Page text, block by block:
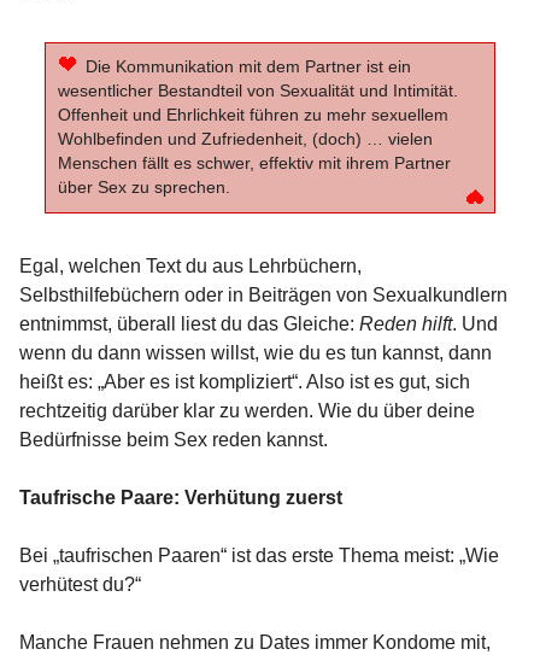
Die Kommunikation mit dem Partner ist ein
wesentlicher Bestandteil von Sexualität und Intimität.
Offenheit und Ehrlichkeit führen zu mehr sexuellem
Wohlbefinden und Zufriedenheit, (doch) … vielen
Menschen fällt es schwer, effektiv mit ihrem Partner
über Sex zu sprechen.
Egal, welchen Text du aus Lehrbüchern,
Selbsthilfebüchern oder in Beiträgen von Sexualkundlern
entnimmst, überall liest du das Gleiche: Reden hilft. Und
wenn du dann wissen willst, wie du es tun kannst, dann
heißt es: „Aber es ist kompliziert“. Also ist es gut, sich
rechtzeitig darüber klar zu werden. Wie du über deine
Bedürfnisse beim Sex reden kannst.
Taufrische Paare: Verhütung zuerst
Bei „taufrischen Paaren“ ist das erste Thema meist: „Wie
verhütest du?“
Manche Frauen nehmen zu Dates immer Kondome mit,